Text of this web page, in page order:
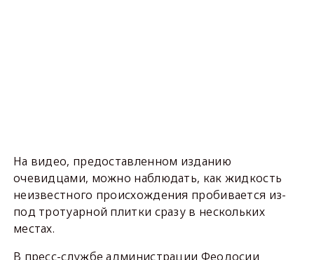
На видео, предоставленном изданию
очевидцами, можно наблюдать, как жидкость
неизвестного происхождения пробивается из-
под тротуарной плитки сразу в нескольких
местах.
В пресс-службе администрации Феодосии